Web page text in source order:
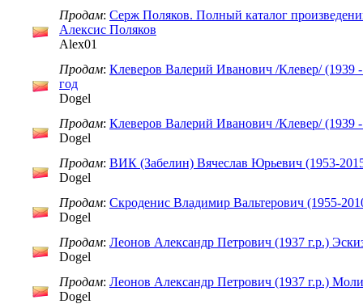
Продам: Серж Поляков. Полный каталог
Алексис Поляков
Alex01
Продам: Клеверов Валерий Иванович /Клевер/ (1939
год
Dogel
Продам: Клеверов Валерий Иванович /Клевер/ (1939
Dogel
Продам: ВИК (Забелин) Вячеслав Юрьевич (1953-
Dogel
Продам: Скроденис Владимир Вальтерович (1955-
Dogel
Продам: Леонов Александр Петрович (1937 г.р.)
Dogel
Продам: Леонов Александр Петрович (1937 г.р.)
Dogel